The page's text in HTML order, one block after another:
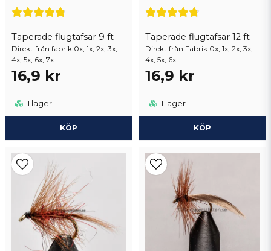
Taperade flugtafsar 9 ft
Direkt från fabrik 0x, 1x, 2x, 3x,
4x, 5x, 6x, 7x
16,9 kr
I lager
KÖP
Taperade flugtafsar 12 ft
Direkt från Fabrik 0x, 1x, 2x, 3x,
4x, 5x, 6x
16,9 kr
I lager
KÖP
Skicka fråga
Göran
för 3 år sedan